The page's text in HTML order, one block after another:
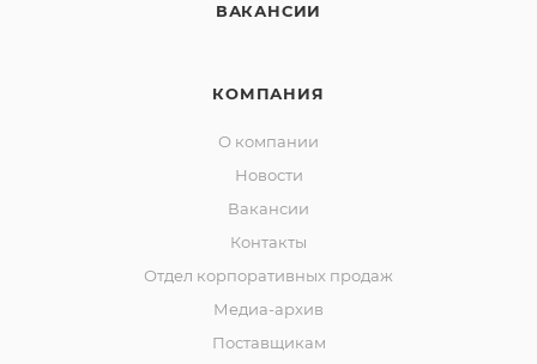
ВАКАНСИИ
КОМПАНИЯ
О компании
Новости
Вакансии
Контакты
Отдел корпоративных продаж
Медиа-архив
Поставщикам